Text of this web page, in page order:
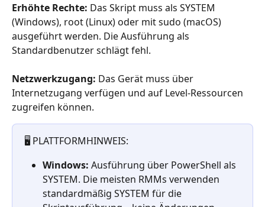
Erhöhte Rechte: Das Skript muss als SYSTEM
(Windows), root (Linux) oder mit sudo (macOS)
ausgeführt werden. Die Ausführung als
Standardbenutzer schlägt fehl.
Netzwerkzugang: Das Gerät muss über
Internetzugang verfügen und auf Level-Ressourcen
zugreifen können.
🖥️ PLATTFORMHINWEIS:
Windows: Ausführung über PowerShell als
SYSTEM. Die meisten RMMs verwenden
standardmäßig SYSTEM für die